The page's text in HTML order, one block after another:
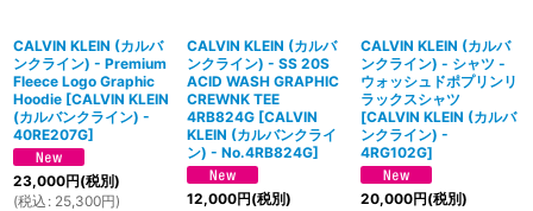
CALVIN KLEIN (カルバ
ンクライン) - Premium
Fleece Logo Graphic
Hoodie [CALVIN KLEIN
(カルバンクライン) -
40RE207G]
23,000円(税別)
(税込 : 25,300円)
CALVIN KLEIN (カルバ
ンクライン) - SS 20S
ACID WASH GRAPHIC
CREWNK TEE
4RB824G [CALVIN
KLEIN (カルバンクライ
ン) - No.4RB824G]
12,000円(税別)
CALVIN KLEIN (カルバ
ンクライン) - シャツ -
ウォッシュドポプリンリ
ラックスシャツ
[CALVIN KLEIN (カルバ
ンクライン) -
4RG102G]
20,000円(税別)